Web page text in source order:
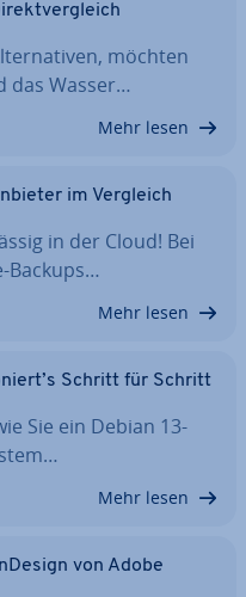
möchten
das Wasser…
Mehr lesen
im Vergleich
in der Cloud! Bei
Backups…
Mehr lesen
Schritt für Schritt
Sie ein Debian 13-
Mehr lesen
von Adobe